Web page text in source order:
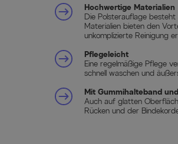
Hochwertige Materialien
Die Polsterauflage
Materialien bieten den
unkomplizierte Reinigung
Pflegeleicht
Eine regelmäßige Pflege
schnell waschen und
Mit Gummihalteband
Auch auf glatten
Rücken und der
Durch die kreisrunden,